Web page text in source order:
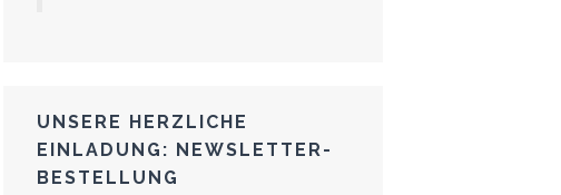
UNSERE HERZLICHE
EINLADUNG: NEWSLETTER-
BESTELLUNG